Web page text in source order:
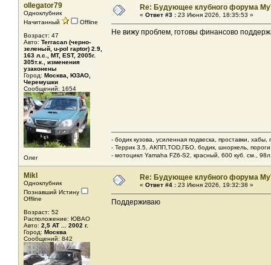
ollegator79
Одноклубник
Начитанный
Offline
Возраст: 47
Авто: Terracan (черно-
зеленый, u-pol raptor) 2.9,
163 л.с., МТ, EST, 2005г.
305т.к., изменения
узаконены
Город: Москва, ЮЗАО,
Черемушки
Сообщений: 1654
Олег
Re: Будующее клубного форума
« Ответ #3 : 23 Июня 2026, 18:35:53 »
Не вижу проблем, готовы финансово
- бодик кузова, усиленная подвеска, проставки,
- Террик 3.5, АКПП,TOD,ГБО, бодик, шноркель,
- мотоцикл Yamaha FZ6-S2, красный, 600 куб. см.,
Mikl
Одноклубник
Познавший Истину
Offline
Возраст: 52
Расположение: ЮВАО
Авто: 2,5 AT ... 2002 г.
Город: Москва
Сообщений: 842
Re: Будующее клубного форума
« Ответ #4 : 23 Июня 2026, 19:32:38 »
Поддерживаю